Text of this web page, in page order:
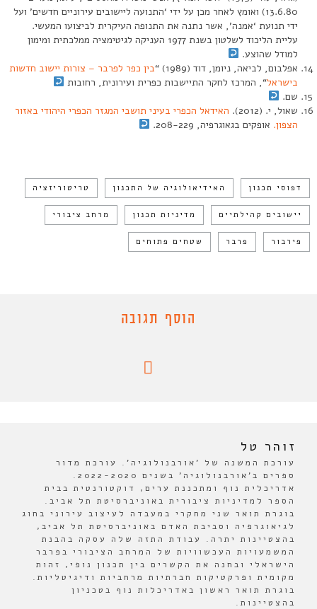
13.6.80) ואומץ לאחר מכן על ידי ‘התנועה ליישובים עירוניים חדשים’ ועל
ידי תנועת ‘אמנה’, אשר נתנה את התנופה העיקרית לביצועו המעשי.
עליית הליכוד לשלטון בשנת 1977 העניקה לגיטימציה ממלכתית ומימון
למודל שהוצע.
אפלבום, לביאה, ניומן, דוד (1989) “
בין כפר לפרבר – צורות יישוב חדשות
בישראל“, המרכז לחקר התיישבות כפרית ועירונית, רחובות
שם.
שאול, י. (2012).
האידאל הכפרי בעיני תושבי המגזר הכפרי היהודי באזור
הצפון. אופקים בגאוגרפיה, 208-229.‎
דפוסי תכנון האידיאולוגיה של התכנון טריטוריזציה
יישובים קהילתיים מדיניות תכנון מרחב ציבורי
פירבור פרבר שטחים פתוחים
הוסף תגובה
זוהר טל
עורכת המשנה של 'אורבנולוגיה'. עורכת מדור
ספרים ב'אורבנולוגיה' בשנים 2022-2020.
אדריכלית נוף ומתכננת ערים, דוקטורנטית בבית
הספר למדיניות ציבורית באוניברסיטת תל אביב.
בוגרת תואר שני מחקרי במעבדה לעיצוב עירוני בחוג
לגיאוגרפיה וסביבת האדם באוניברסיטת תל אביב,
בהצטיינות יתרה. עבודת התזה שלה עסקה בהבנת
המשמעויות העכשוויות של המרחב הציבורי בפרבר
הישראלי ובחנה את הקשרים בין תכנון נופי, זהות
מקומית ופרקטיקות חברתיות מרחביות ודיגיטליות.
בוגרת תואר ראשון באדריכלות נוף בטכניון
בהצטיינות.